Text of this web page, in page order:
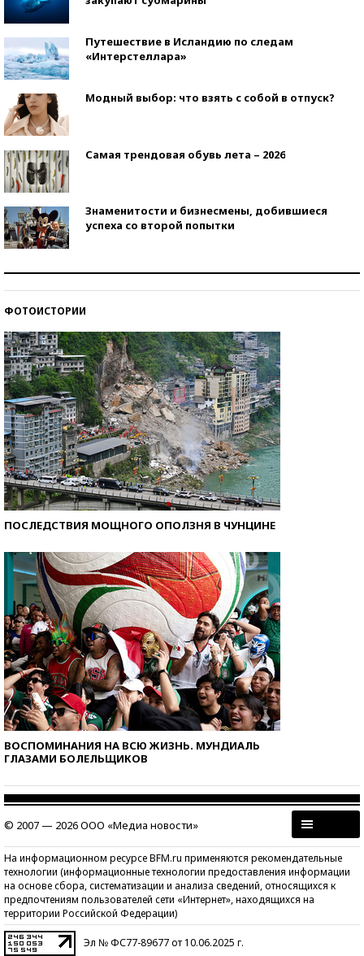
Путешествие в Исландию по следам
«Интерстеллара»
Модный выбор: что взять с собой в отпуск?
Самая трендовая обувь лета – 2026
Знаменитости и бизнесмены, добившиеся
успеха со второй попытки
ФОТОИСТОРИИ
ПОСЛЕДСТВИЯ МОЩНОГО ОПОЛЗНЯ В ЧУНЦИНЕ
ВОСПОМИНАНИЯ НА ВСЮ ЖИЗНЬ. МУНДИАЛЬ
ГЛАЗАМИ БОЛЕЛЬЩИКОВ
© 2007 — 2026 ООО «Медиа новости»
На информационном ресурсе BFM.ru применяются рекомендательные
технологии (информационные технологии предоставления информации
на основе сбора, систематизации и анализа сведений, относящихся к
предпочтениям пользователей сети «Интернет», находящихся на
территории Российской Федерации)
Эл № ФС77-89677 от 10.06.2025 г.